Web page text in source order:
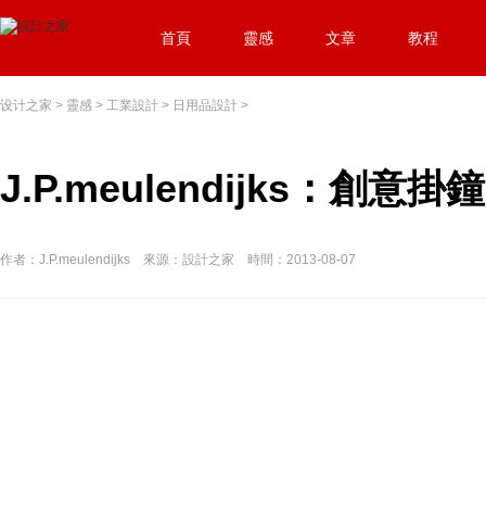
首頁 靈感 文章 教程
设计之家 > 靈感 > 工業設計 > 日用品設計 >
J.P.meulendijks：創意掛
作者：J.P.meulendijks 來源：設計之家 時間：2013-08-07